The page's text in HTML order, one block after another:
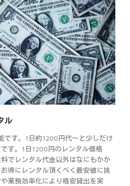
ル
です。1日約1200円代～と少しだけ
す。1日1200円のレンタル価格
でレンタル代金以外はなにもかか
得にレンタル頂くべく最安値に挑
業務効率化により格安貸出を実